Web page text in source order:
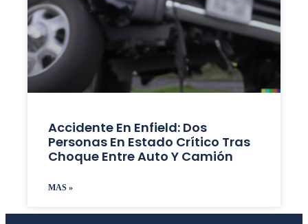
Accidente En Enfield: Dos
Personas En Estado Crítico Tras
Choque Entre Auto Y Camión
MAS »